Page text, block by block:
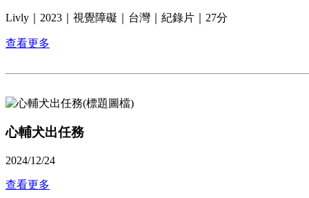
Livly｜2023｜視覺障礙｜台灣｜紀錄片｜27分
查看更多
心輔犬出任務
2024/12/24
查看更多